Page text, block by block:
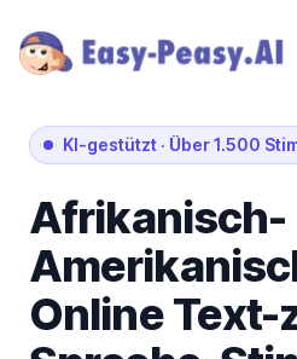
KI-gestützt · Über 1.500
Afrikanisch-
Online Text-